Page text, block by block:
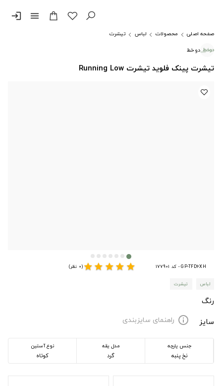
menu
login
صفحه اصلی محصولات لباس
تیشرت
دوخط
تیشرت پینک فلوید تیشرت Running Low
GP-TFD6XH - کد 177901 star
star
star
star
star(0 نظر)
لباس تیشرت
رنگ
سایز
info راهنمای سایزبندی
جنس پارچه
نخ پنبه
مدل یقه
گرد
نوع آستین
کوتاه